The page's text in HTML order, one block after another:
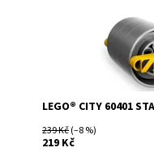
LEGO® CITY 60401
239 Kč(–8 %)
219 Kč